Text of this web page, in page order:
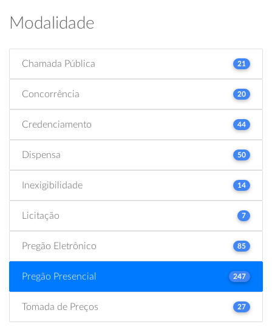
Modalidade
Chamada Pública 21
Concorrência 20
Credenciamento 44
Dispensa 50
Inexigibilidade 14
Licitação 7
Pregão Eletrônico 85
Pregão Presencial 247
Tomada de Preços 27